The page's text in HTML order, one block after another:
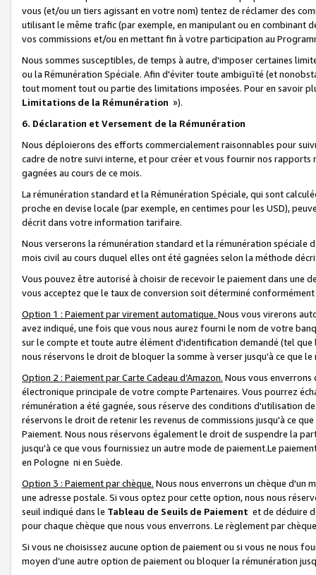
vous (et/ou un tiers agissant en votre nom) tentez de réclamer des
utilisant le même trafic (par exemple, en manipulant ou en combinant
vos commissions et/ou en mettant fin à votre participation au
Nous sommes susceptibles, de temps à autre, d'imposer certaines
ou la Rémunération Spéciale. Afin d'éviter toute ambiguïté (et
tout moment tout ou partie des limitations imposées. Pour en savoir
Limitations de la Rémunération »).
6. Déclaration et Versement de la Rémunération
Nous déploierons des efforts commercialement raisonnables pour
cadre de notre suivi interne, et pour créer et vous fournir nos
gagnées au cours de ce mois.
La rémunération standard et la Rémunération Spéciale, qui sont
proche en devise locale (par exemple, en centimes pour les USD),
décrit dans votre information tarifaire.
Nous verserons la rémunération standard et la rémunération spéciale
mois civil au cours duquel elles ont été gagnées selon la méthode
Vous pouvez être autorisé à choisir de recevoir le paiement dans une
vous acceptez que le taux de conversion soit déterminé
Option 1 : Paiement par virement automatique. Nous vous virerons
avez indiqué, une fois que vous nous aurez fourni le nom de votre
sur le compte et toute autre élément d'identification demandé (tel que
nous réservons le droit de bloquer la somme à verser jusqu'à ce que
Option 2 : Paiement par Carte Cadeau d’Amazon. Nous vous
électronique principale de votre compte Partenaires. Vous pourrez
rémunération a été gagnée, sous réserve des conditions d'utilisation
réservons le droit de retenir les revenus de commissions jusqu'à ce
Paiement. Nous nous réservons également le droit de suspendre la
jusqu'à ce que vous fournissiez un autre mode de paiement.Le
en Pologne ni en Suède.
Option 3 : Paiement par chèque. Nous nous enverrons un chèque d'un
une adresse postale. Si vous optez pour cette option, nous nous
seuil indiqué dans le Tableau de Seuils de Paiement et de déduire
pour chaque chèque que nous vous enverrons. Le règlement par
Si vous ne choisissez aucune option de paiement ou si vous ne nous
moyen d’une autre option de paiement ou bloquer la rémunération